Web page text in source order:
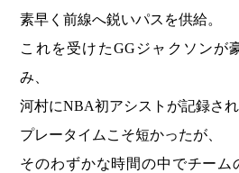
素早く前線へ鋭いパスを供給。
これを受けたGGジャクソンが
み、
河村にNBA初アシストが記録され
プレータイムこそ短かったが、
そのわずかな時間の中でチーム